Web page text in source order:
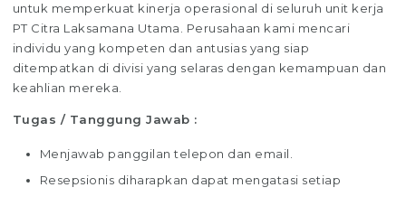
untuk memperkuat kinerja operasional di seluruh unit kerja
PT Citra Laksamana Utama. Perusahaan kami mencari
individu yang kompeten dan antusias yang siap
ditempatkan di divisi yang selaras dengan kemampuan dan
keahlian mereka.
Tugas / Tanggung Jawab :
Menjawab panggilan telepon dan email.
Resepsionis diharapkan dapat mengatasi setiap